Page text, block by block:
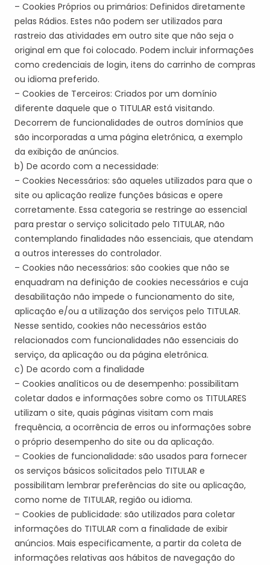
– Cookies Próprios ou primários: Definidos diretamente
pelas Rádios. Estes não podem ser utilizados para
rastreio das atividades em outro site que não seja o
original em que foi colocado. Podem incluir informações
como credenciais de login, itens do carrinho de compras
ou idioma preferido.
– Cookies de Terceiros: Criados por um domínio
diferente daquele que o TITULAR está visitando.
Decorrem de funcionalidades de outros domínios que
são incorporadas a uma página eletrônica, a exemplo
da exibição de anúncios.
b) De acordo com a necessidade:
– Cookies Necessários: são aqueles utilizados para que o
site ou aplicação realize funções básicas e opere
corretamente. Essa categoria se restringe ao essencial
para prestar o serviço solicitado pelo TITULAR, não
contemplando finalidades não essenciais, que atendam
a outros interesses do controlador.
– Cookies não necessários: são cookies que não se
enquadram na definição de cookies necessários e cuja
desabilitação não impede o funcionamento do site,
aplicação e/ou a utilização dos serviços pelo TITULAR.
Nesse sentido, cookies não necessários estão
relacionados com funcionalidades não essenciais do
serviço, da aplicação ou da página eletrônica.
c) De acordo com a finalidade
– Cookies analíticos ou de desempenho: possibilitam
coletar dados e informações sobre como os TITULARES
utilizam o site, quais páginas visitam com mais
frequência, a ocorrência de erros ou informações sobre
o próprio desempenho do site ou da aplicação.
– Cookies de funcionalidade: são usados para fornecer
os serviços básicos solicitados pelo TITULAR e
possibilitam lembrar preferências do site ou aplicação,
como nome de TITULAR, região ou idioma.
– Cookies de publicidade: são utilizados para coletar
informações do TITULAR com a finalidade de exibir
anúncios. Mais especificamente, a partir da coleta de
informações relativas aos hábitos de navegação do